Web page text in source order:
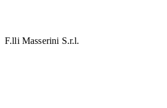
F.lli Masserini S.r.l.